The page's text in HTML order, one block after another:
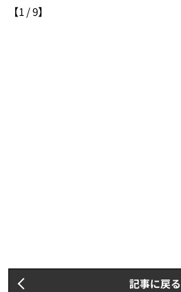
【1 /9】
記事に戻る